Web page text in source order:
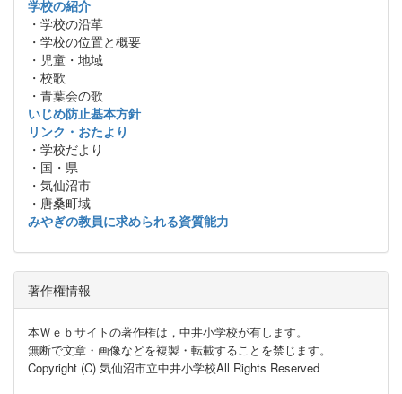
学校の紹介
・学校の沿革
・学校の位置と概要
・児童・地域
・校歌
・青葉会の歌
いじめ防止基本方針
リンク・おたより
・学校だより
・国・県
・気仙沼市
・唐桑町域
みやぎの教員に求められる資質能力
著作権情報
本Ｗｅｂサイトの著作権は，中井小学校が有します。
無断で文章・画像などを複製・転載することを禁じます。
Copyright (C) 気仙沼市立中井小学校All Rights Reserved